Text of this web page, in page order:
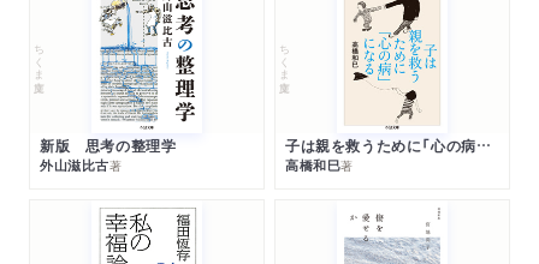
ちくま文庫
新版 思考の整理学
外山滋比古著
ちくま文庫
子は親を救うために「心の病」になる
高橋和巳著